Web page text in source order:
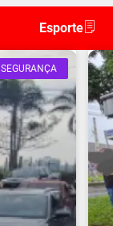
Esporte
SEGURANÇA